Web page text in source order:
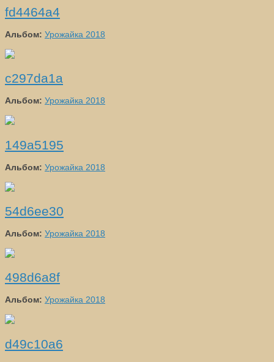
fd4464a4
Альбом: Урожайка 2018
c297da1a
Альбом: Урожайка 2018
149a5195
Альбом: Урожайка 2018
54d6ee30
Альбом: Урожайка 2018
498d6a8f
Альбом: Урожайка 2018
d49c10a6